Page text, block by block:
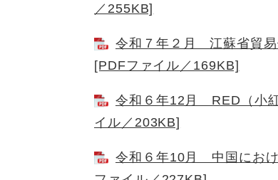
／255KB]
令和７年２月 江蘇省貿易
[PDFファイル／169KB]
令和６年12月 RED（小
イル／203KB]
令和６年10月 中国にお